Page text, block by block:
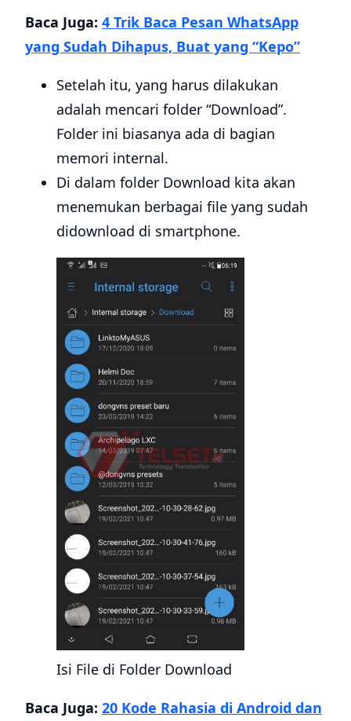
Baca Juga: 4 Trik Baca Pesan WhatsApp
yang Sudah Dihapus, Buat yang “Kepo”
Setelah itu, yang harus dilakukan
adalah mencari folder “Download”.
Folder ini biasanya ada di bagian
memori internal.
Di dalam folder Download kita akan
menemukan berbagai file yang sudah
didownload di smartphone.
Isi File di Folder Download
Baca Juga: 20 Kode Rahasia di Android dan